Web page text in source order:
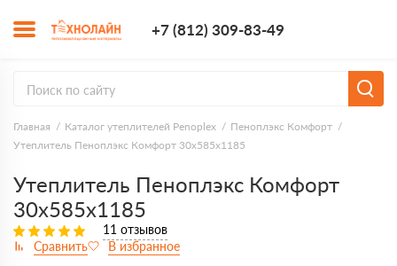
+7 (812) 309-83-49
Главная Каталог утеплителей Penoplex
Пеноплэкс Комфорт
Утеплитель Пеноплэкс Комфорт 30х585х1185
Утеплитель Пеноплэкс Комфорт
30х585х1185
11 отзывов